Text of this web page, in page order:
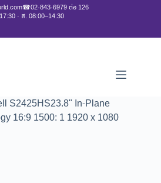
☎02-843-6979 ต่อ 126
· ส. 08:00–14:30